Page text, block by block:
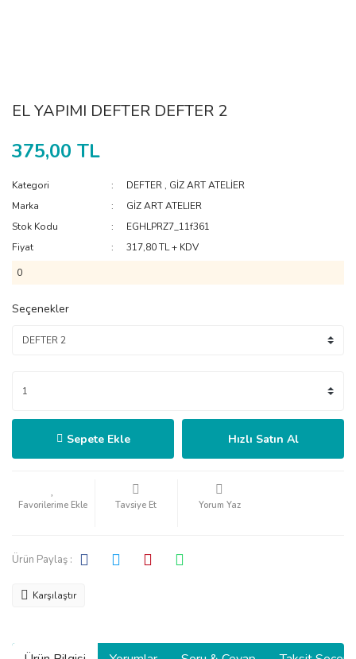
EL YAPIMI DEFTER DEFTER 2
375,00 TL
Kategori DEFTER , GİZ ART ATELİER
Marka
GİZ ART ATELIER
Stok Kodu
EGHLPRZ7_11f361
Fiyat
317,80 TL + KDV
0
Seçenekler
Sepete Ekle Hızlı Satın Al
Tavsiye Et Yorum Yaz
Ürün Paylaş :
Karşılaştır